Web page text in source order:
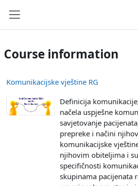
Course information
Komunikacijske vještine RG
Definicija
načela uspješne
savjetovanje
prepreke i načini
komunikacijske
njihovim obiteljima i
specifičnosti
skupinama pacijenata